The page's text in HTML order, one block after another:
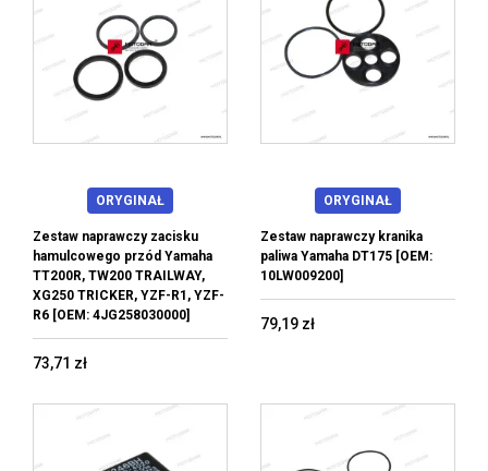
ORYGINAŁ
Zestaw naprawczy zacisku
hamulcowego przód Yamaha
TT200R, TW200 TRAILWAY,
XG250 TRICKER, YZF-R1, YZF-
R6 [OEM: 4JG258030000]
73,71 zł
ORYGINAŁ
Zestaw naprawczy kranika
paliwa Yamaha DT175 [OEM:
10LW009200]
79,19 zł